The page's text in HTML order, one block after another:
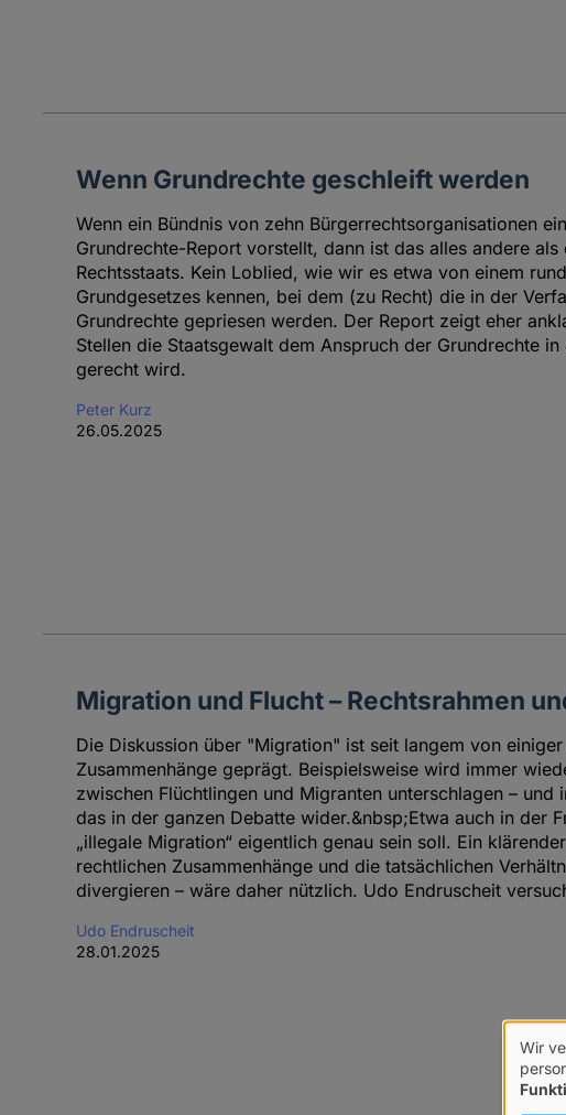
Wenn Grundrechte geschleift werden
Wenn ein Bündnis von zehn Bürgerrechtsorganisationen
Grundrechte-Report vorstellt, dann ist das alles andere als
Rechtsstaats. Kein Loblied, wie wir es etwa von einem
Grundgesetzes kennen, bei dem (zu Recht) die in der
Grundrechte gepriesen werden. Der Report zeigt eher
Stellen die Staatsgewalt dem Anspruch der Grundrechte
gerecht wird.
Peter Kurz
26.05.2025
Migration und Flucht – Rechtsrahmen
Die Diskussion über "Migration" ist seit langem von
Zusammenhänge geprägt. Beispielsweise wird immer
zwischen Flüchtlingen und Migranten unterschlagen – und
das in der ganzen Debatte wider.&nbsp;Etwa auch in der
„illegale Migration“ eigentlich genau sein soll. Ein
rechtlichen Zusammenhänge und die tatsächlichen
divergieren – wäre daher nützlich. Udo Endruscheit
Udo Endruscheit
28.01.2025
von
Wir